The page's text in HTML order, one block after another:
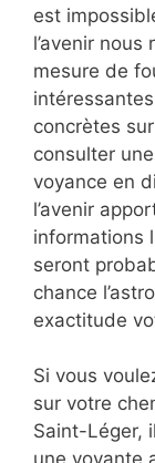
est
l’avenir nous
mesure de
concrètes
consulter
voyance en
l’avenir
informations
seront
chance
exactitude
Si vous
sur votre
Saint-Léger,